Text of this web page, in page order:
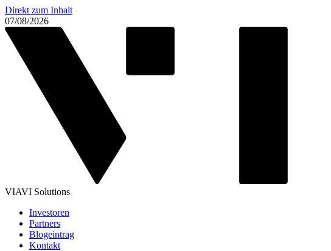
Direkt zum Inhalt
07/08/2026
VIAVI Solutions
Investoren
Partners
Blogeintrag
Kontakt